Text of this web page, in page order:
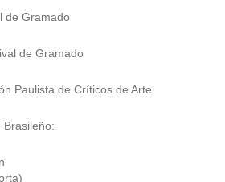
de Gramado
de Gramado
Paulista de Críticos de Arte
Brasileño: